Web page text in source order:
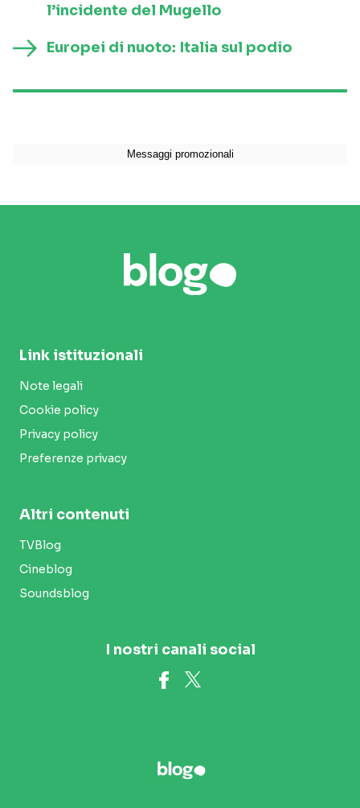
l’incidente del Mugello
Europei di nuoto: Italia sul podio
Link istituzionali
Note legali
Cookie policy
Privacy policy
Preferenze privacy
Altri contenuti
TVBlog
Cineblog
Soundsblog
I nostri canali social